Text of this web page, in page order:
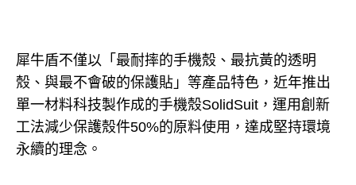
犀牛盾不僅以「最耐摔的手機殼、最抗黃的透明
殼、與最不會破的保護貼」等產品特色，近年推出
單一材料科技製作成的手機殼SolidSuit，運用創新
工法減少保護殼件50%的原料使用，達成堅持環境
永續的理念。